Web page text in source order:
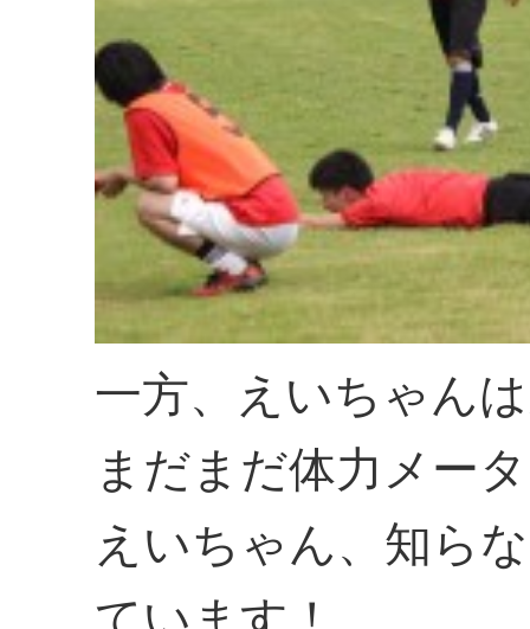
一方、えいちゃん
まだまだ体力メー
えいちゃん、知ら